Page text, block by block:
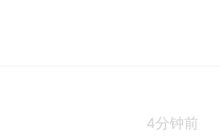
4分钟前